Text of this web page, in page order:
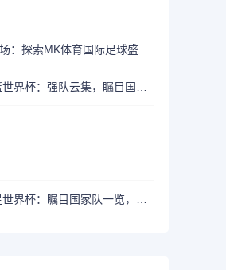
征服绿茵场：探索MK体育国际足球盛事的辉煌传奇